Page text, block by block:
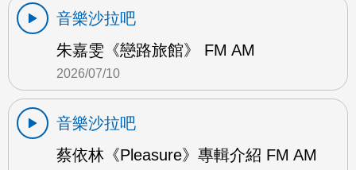
音樂沙拉吧
朱嘉雯《戀路旅館》 FM AM
2026/07/10
音樂沙拉吧
蔡依林《Pleasure》專輯介紹 FM AM